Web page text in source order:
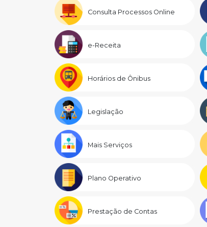
Consulta Processos Online
e-Receita
Horários de Ônibus
Legislação
Mais Serviços
Plano Operativo
Prestação de Contas